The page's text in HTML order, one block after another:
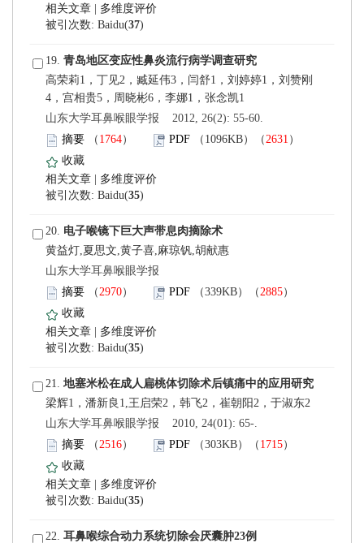
)
19.
山东大学耳鼻喉眼学报 2012, 26(2): 55-60.
）
）
)
20.
黄益灯,夏思文,黄子喜,麻琼钒,胡献惠
山东大学耳鼻喉眼学报
）
）
)
21.
山东大学耳鼻喉眼学报 2010, 24(01): 65-.
）
）
)
22.